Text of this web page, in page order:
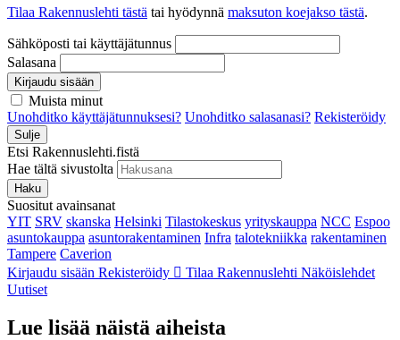
Tilaa Rakennuslehti tästä tai hyödynnä maksuton koejakso tästä.
Sähköposti tai käyttäjätunnus
Salasana
Kirjaudu sisään
Muista minut
Unohditko käyttäjätunnuksesi? Unohditko salasanasi? Rekisteröidy
Sulje
Etsi Rakennuslehti.fistä
Hae tältä sivustolta
Haku
Suositut avainsanat
YIT SRV skanska Helsinki Tilastokeskus yrityskauppa NCC Espoo
asuntokauppa asuntorakentaminen Infra talotekniikka rakentaminen
Tampere Caverion
Kirjaudu sisään Rekisteröidy Tilaa Rakennuslehti Näköislehdet
Uutiset
Lue lisää näistä aiheista